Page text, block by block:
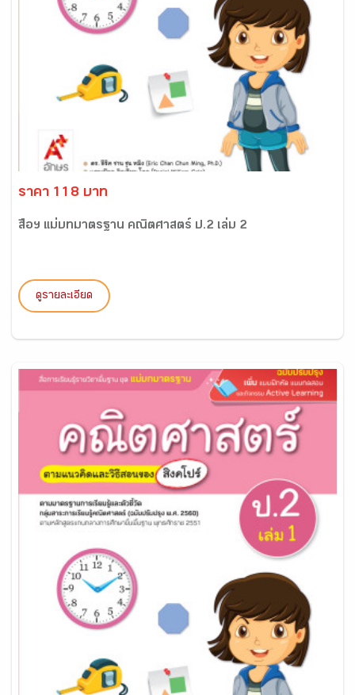
ราคา 118 บาท
สื่อฯ แม่บทมาตรฐาน คณิตศาสตร์ ป.2 เล่ม 2
ดูรายละเอียด